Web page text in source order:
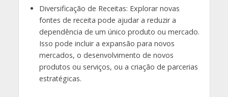
Diversificação de Receitas: Explorar novas
fontes de receita pode ajudar a reduzir a
dependência de um único produto ou mercado.
Isso pode incluir a expansão para novos
mercados, o desenvolvimento de novos
produtos ou serviços, ou a criação de parcerias
estratégicas.